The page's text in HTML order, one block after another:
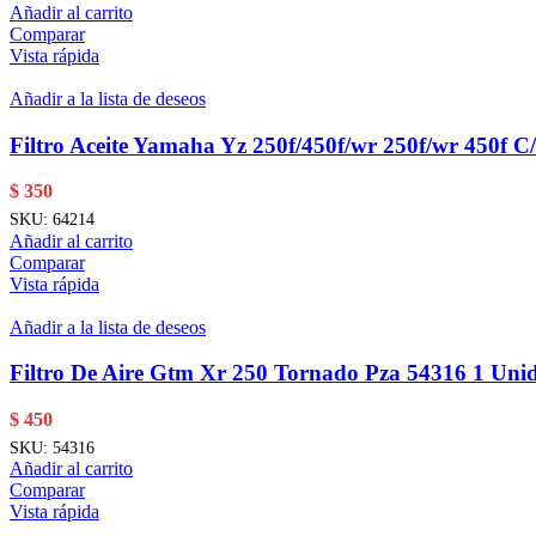
Añadir al carrito
Comparar
Vista rápida
Añadir a la lista de deseos
Filtro Aceite Yamaha Yz 250f/450f/wr 250f/wr 450f
$ 350
SKU: 64214
Añadir al carrito
Comparar
Vista rápida
Añadir a la lista de deseos
Filtro De Aire Gtm Xr 250 Tornado Pza 54316 1
$ 450
SKU: 54316
Añadir al carrito
Comparar
Vista rápida